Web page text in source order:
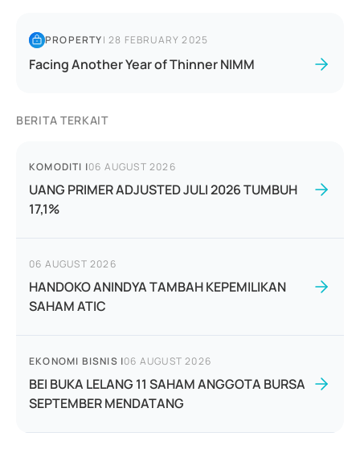
PROPERTY|28 FEBRUARY 2025
Facing Another Year of Thinner NIMM
BERITA TERKAIT
KOMODITI |06 AUGUST 2026
UANG PRIMER ADJUSTED JULI 2026 TUMBUH
17,1%
06 AUGUST 2026
HANDOKO ANINDYA TAMBAH KEPEMILIKAN
SAHAM ATIC
EKONOMI BISNIS |06 AUGUST 2026
BEI BUKA LELANG 11 SAHAM ANGGOTA BURSA
SEPTEMBER MENDATANG